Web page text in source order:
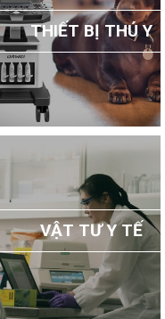
THIẾT BỊ THÚ Y
VẬT TƯ Y TẾ